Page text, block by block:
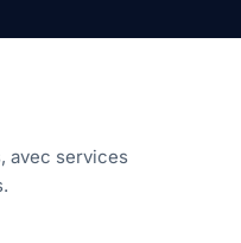
avec services